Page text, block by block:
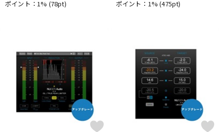
ポイント：1% (78pt) ポイント：1%(475pt)